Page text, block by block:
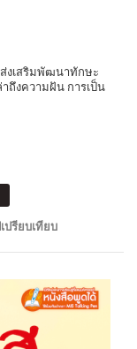
งเสริมพัฒนาทักษะ
ถึงความฝัน การเป็น
ปรียบเทียบ